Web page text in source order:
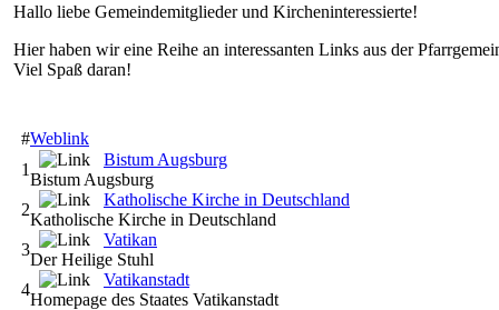
Hallo liebe Gemeindemitglieder und Kircheninteressierte!
Hier haben wir eine Reihe an interessanten Links aus der
Viel Spaß daran!
#Weblink
1
Bistum Augsburg
Bistum Augsburg
2
Katholische Kirche in Deutschland
Katholische Kirche in Deutschland
3
Vatikan
Der Heilige Stuhl
4
Vatikanstadt
Homepage des Staates Vatikanstadt